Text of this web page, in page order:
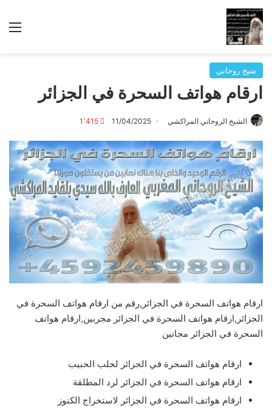
شيخ روحاني
ارقام هواتف السحرة في الجزائر
الشيخ الروحاني المراكشي 11/04/2025 1٬415
ارقام هواتف السحرة في الجزائر,رقم من ارقام هواتف السحرة في
الجزائر,ارقام هواتف السحرة في الجزائر مجربين,ارقام هواتف
السحرة في الجزائر مجانين
ارقام هواتف السحرة في الجزائر لجلب الحبيب
ارقام هواتف السحرة في الجزائر لرد المطلقة
ارقام هواتف السحرة في الجزائر لاستخراج الكنوز